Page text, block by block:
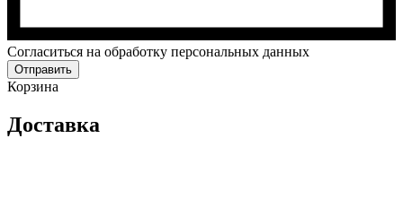
Cогласиться на обработку персональных данных
Отправить
Корзина
Доставка